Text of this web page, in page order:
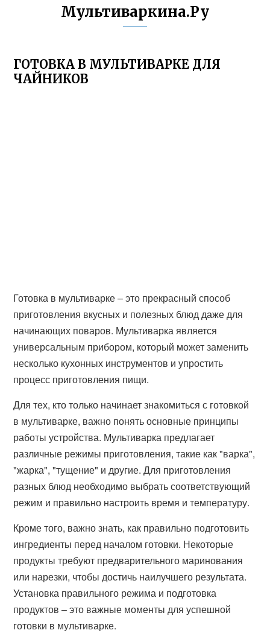
Мультиваркина.Ру
ГОТОВКА В МУЛЬТИВАРКЕ ДЛЯ
ЧАЙНИКОВ
Готовка в мультиварке – это прекрасный способ
приготовления вкусных и полезных блюд даже для
начинающих поваров. Мультиварка является
универсальным прибором, который может заменить
несколько кухонных инструментов и упростить
процесс приготовления пищи.
Для тех, кто только начинает знакомиться с готовкой
в мультиварке, важно понять основные принципы
работы устройства. Мультиварка предлагает
различные режимы приготовления, такие как "варка",
"жарка", "тущение" и другие. Для приготовления
разных блюд необходимо выбрать соответствующий
режим и правильно настроить время и температуру.
Кроме того, важно знать, как правильно подготовить
ингредиенты перед началом готовки. Некоторые
продукты требуют предварительного маринования
или нарезки, чтобы достичь наилучшего результата.
Установка правильного режима и подготовка
продуктов – это важные моменты для успешной
готовки в мультиварке.